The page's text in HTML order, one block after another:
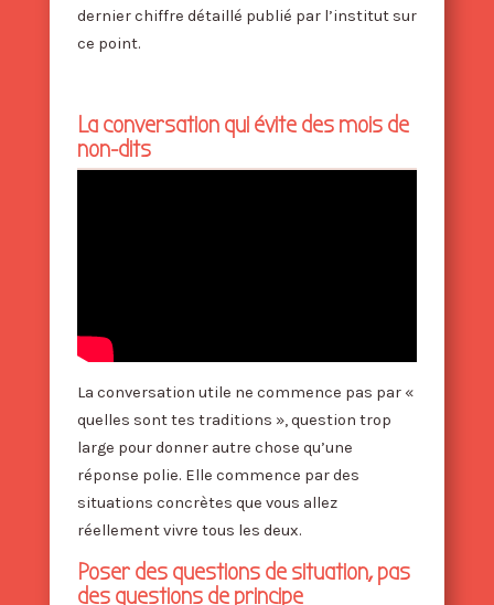
dernier chiffre détaillé publié par l’institut sur
ce point.
La conversation qui évite des mois de
non-dits
La conversation utile ne commence pas par «
quelles sont tes traditions », question trop
large pour donner autre chose qu’une
réponse polie. Elle commence par des
situations concrètes que vous allez
réellement vivre tous les deux.
Poser des questions de situation, pas
des questions de principe